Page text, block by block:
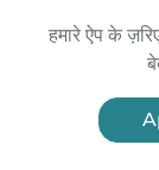
हमारे ऐप के